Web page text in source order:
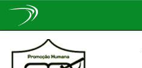
navigation